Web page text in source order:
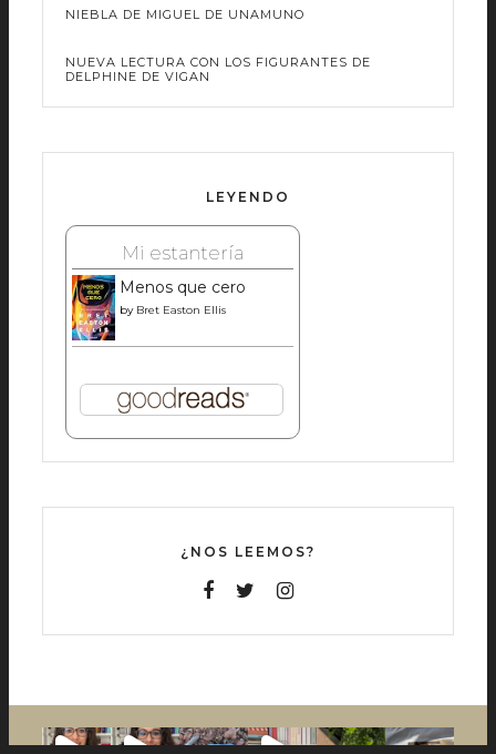
NIEBLA DE MIGUEL DE UNAMUNO
NUEVA LECTURA CON LOS FIGURANTES DE
DELPHINE DE VIGAN
LEYENDO
Mi estantería
Menos que cero
by Bret Easton Ellis
¿NOS LEEMOS?